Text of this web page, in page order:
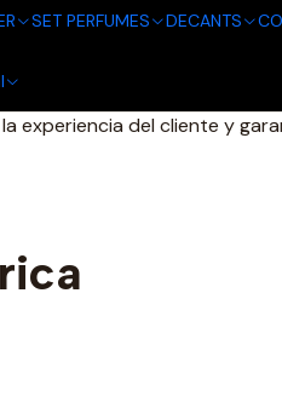
SET PERFUMES DECANTS
de alta similitud, es
experiencia del cliente y